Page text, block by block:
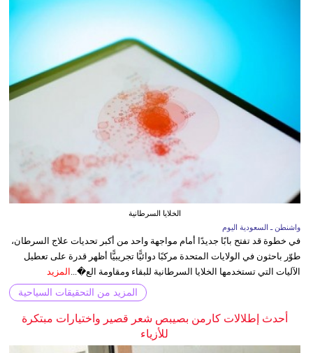
الخلايا السرطانية
واشنطن ـ السعودية اليوم
في خطوة قد تفتح بابًا جديدًا أمام مواجهة واحد من أكبر تحديات علاج السرطان،
طوّر باحثون في الولايات المتحدة مركبًا دوائيًّا تجريبيًّا أظهر قدرة على تعطيل
الآليات التي تستخدمها الخلايا السرطانية للبقاء ومقاومة الع�...
المزيد
المزيد من التحقيقات السياحية
أحدث إطلالات كارمن بصيبص شعر قصير واختيارات مبتكرة
للأزياء